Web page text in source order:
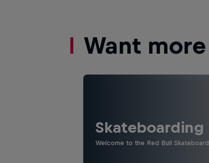
Want
Skateboarding
Welcome to the Red Bull